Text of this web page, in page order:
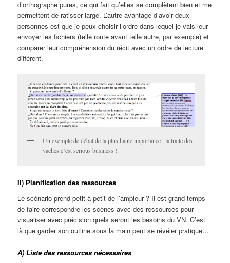
d’orthographe pures, ce qui fait qu’elles se complètent bien et me
permettent de ratisser large. L’autre avantage d’avoir deux
personnes est que je peux choisir l’ordre dans lequel je vais leur
envoyer les fichiers (telle route avant telle autre, par exemple) et
comparer leur compréhension du récit avec un ordre de lecture
différent.
Un exemple de débat de la plus haute importance : la traite des
vaches c’est serious business !
II) Planification des ressources
Le scénario prend petit à petit de l’ampleur ? Il est grand temps
de faire correspondre les scènes avec des ressources pour
visualiser avec précision quels seront les besoins du VN. C’est
là que garder son outline sous la main peut se révéler pratique…
A) Liste des ressources nécessaires